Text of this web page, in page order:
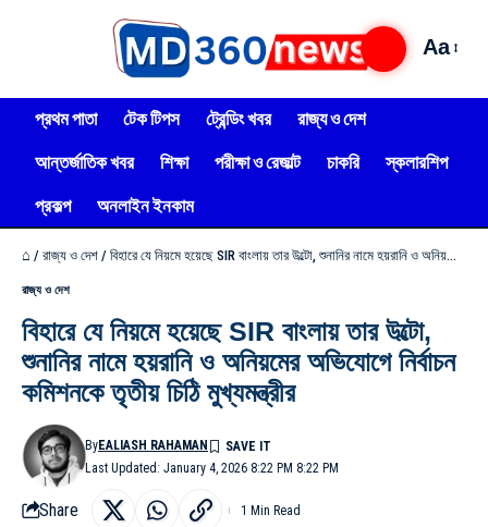
Aa
প্রথম পাতা টেক টিপস ট্রেন্ডিং খবর
রাজ্য ও দেশ
আন্তর্জাতিক খবর
শিক্ষা পরীক্ষা ও রেজাল্ট চাকরি
স্কলারশিপ
প্রকল্প
অনলাইন ইনকাম
⌂ / রাজ্য ও দেশ / বিহারে যে নিয়মে হয়েছে SIR বাংলায় তার উল্টো, শুনানির নামে হয়রানি ও অনিয়মের অভিযোগে নির্বাচন কমিশনকে তৃতীয় চিঠি মুখ্যমন্ত্রীর
রাজ্য ও দেশ
বিহারে যে নিয়মে হয়েছে SIR বাংলায় তার উল্টো,
শুনানির নামে হয়রানি ও অনিয়মের অভিযোগে নির্বাচন
কমিশনকে তৃতীয় চিঠি মুখ্যমন্ত্রীর
Last Updated: January 4, 2026 8:22 PM 8:22 PM
ByEALIASH RAHAMAN
Share 1 Min Read